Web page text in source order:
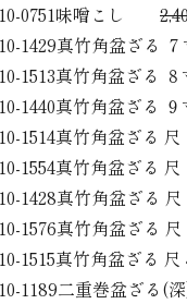
10-0751味噌こし
10-1429真竹角盆ざ
10-1513真竹角盆ざ
10-1440真竹角盆ざ
10-1514真竹角盆ざ
10-1554真竹角盆ざ
10-1428真竹角盆ざ
10-1576真竹角盆ざ
10-1515真竹角盆ざ
10-1189二重巻盆ざ